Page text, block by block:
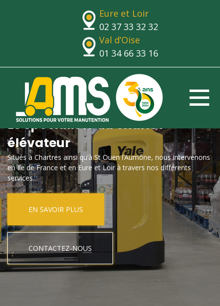
Eure et Loir
02 37 33 32 32
Val d’Oise
01 34 66 33 16
Le spécialiste du chariot
élévateur
Situés à Chartres ainsi qu’à St Ouen l’Aumône, nous intervenons
en Ile de France et en Eure et Loir à travers nos différents
services.
EN SAVOIR PLUS
CONTACTEZ-NOUS